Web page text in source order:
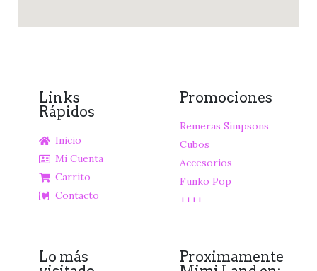
Links
Rápidos
Inicio
Mi Cuenta
Carrito
Contacto
Promociones
Remeras Simpsons
Cubos
Accesorios
Funko Pop
++++
Lo más
Proximamente